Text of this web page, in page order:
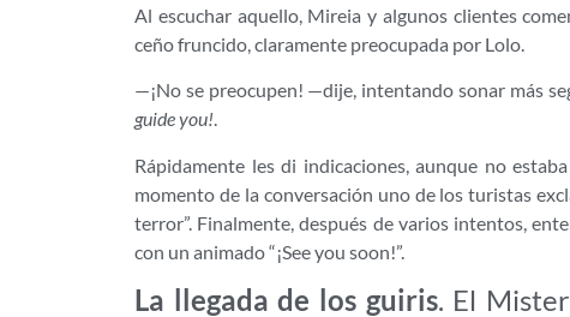
Al escuchar aquello, Mireia y algunos clientes
ceño fruncido, claramente preocupada por Lolo.
—¡No se preocupen! —dije, intentando sonar más
guide you!.
Rápidamente les di indicaciones, aunque no
momento de la conversación uno de los turistas
terror”. Finalmente, después de varios intentos,
con un animado “¡See you soon!”.
La llegada de los guiris. El